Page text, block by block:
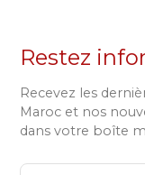
Restez
Recevez les
Maroc et nos
dans votre boîte